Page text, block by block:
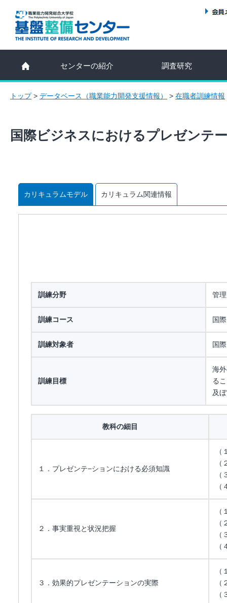
センターの紹介 調査研究
トップ> データベース（職業能力開発支援情報） > 在職者訓練情報
国際ビジネスにおけるプレゼンテ
カリキュラムモデル カリキュラム関連情報
訓練分野 管
訓練コース 国
訓練対象者 国
訓練目標
海
る
及
教科の細目
１．プレゼンテ−ションにおける必須知識
２．事実重視と状況把握
３．効果的プレゼンテーションの実際